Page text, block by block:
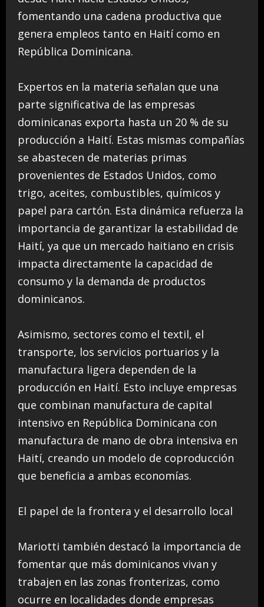
fomentando una cadena productiva que
genera empleos tanto en Haití como en
República Dominicana.
Expertos en la materia señalan que una
parte significativa de las empresas
dominicanas exporta hasta un 20 % de su
producción a Haití. Estas mismas compañías
se abastecen de materias primas
provenientes de Estados Unidos, como
trigo, aceites, combustibles, químicos y
papel para cartón. Esta dinámica refuerza la
importancia de garantizar la estabilidad de
Haití, ya que un mercado haitiano en crisis
impacta directamente la capacidad de
consumo y la demanda de productos
dominicanos.
Asimismo, sectores como el textil, el
transporte, los servicios portuarios y la
manufactura ligera dependen de la
producción en Haití. Esto incluye empresas
que combinan manufactura de capital
intensivo en República Dominicana con
manufactura de mano de obra intensiva en
Haití, creando un modelo de coproducción
que beneficia a ambas economías.
El papel de la frontera y el desarrollo local
Mariotti también destacó la importancia de
fomentar que más dominicanos vivan y
trabajen en las zonas fronterizas, como
ocurre en localidades donde empresas